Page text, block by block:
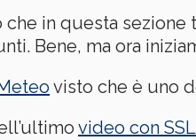
che in questa sezione
Bene, ma ora
visto che è uno
video con